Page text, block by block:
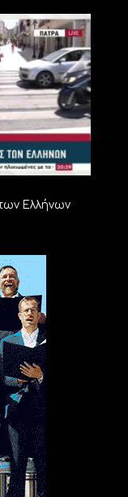
Ελλήνων